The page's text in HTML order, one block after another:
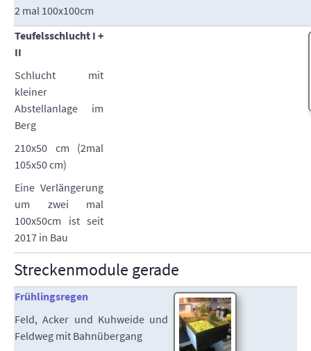
2 mal 100x100cm
Teufelsschlucht I +
II
Schlucht mit
kleiner
Abstellanlage im
Berg
210x50 cm (2mal
105x50 cm)
Eine Verlängerung
um zwei mal
100x50cm ist seit
2017 in Bau
Streckenmodule gerade
Frühlingsregen
Feld, Acker und Kuhweide und
Feldweg mit Bahnübergang